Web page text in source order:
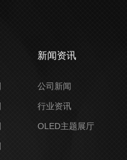
新闻资讯
公司新闻
行业资讯
OLED主题展厅